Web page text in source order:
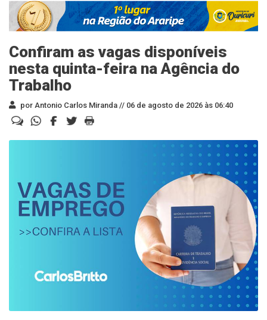
Confiram as vagas disponíveis
nesta quinta-feira na Agência do
Trabalho
por Antonio Carlos Miranda // 06 de agosto de 2026 às 06:40